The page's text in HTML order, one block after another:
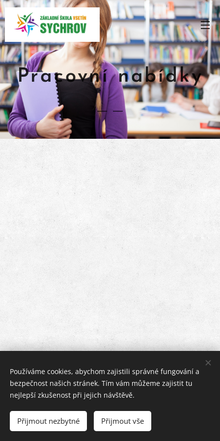
Pracovní nabídky
© 2017ZÁKLADNÍ ŠKOLA VSETÍN, SYCHROV 97.
Vytvořeno službou Webnode
Používáme cookies, abychom zajistili správné fungování a
bezpečnost našich stránek. Tím vám můžeme zajistit tu
nejlepší zkušenost při jejich návštěvě.
Přijmout nezbytné Přijmout vše